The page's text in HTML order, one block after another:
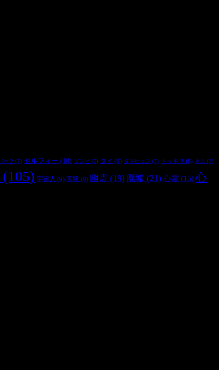
ーツ (7) セルフィー (10) ゾンビ (7) タイ (9) タマヒュン (7) ドッキリ (8) ネコ (7)
(105) 宇宙人 (9) 実験 (9) 幽霊 (19) 廃墟 (21) 心霊 (15) 心